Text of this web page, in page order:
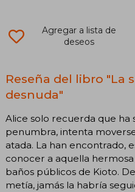
Agregar a lista de
deseos
Reseña del libro "La
desnuda"
Alice solo recuerda que ha
penumbra, intenta
atada. La han encontrado,
conocer a aquella
baños públicos de Kioto.
metía, jamás la habría